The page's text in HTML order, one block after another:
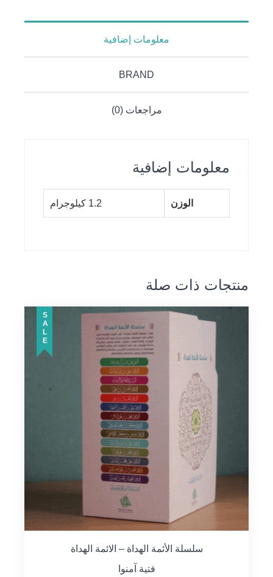
معلومات إضافية
BRAND
مراجعات (0)
معلومات إضافية
الوزن 1.2 كيلوجرام
منتجات ذات صلة
SALE
سلسلة الأئمة الهداة – الائمة الهداة
فتية آمنوا